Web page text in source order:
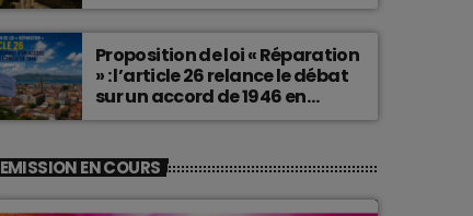
Proposition de loi « Réparation
» : l’article 26 relance le débat
sur un accord de 1946 en
Martinique
EMISSION EN COURS